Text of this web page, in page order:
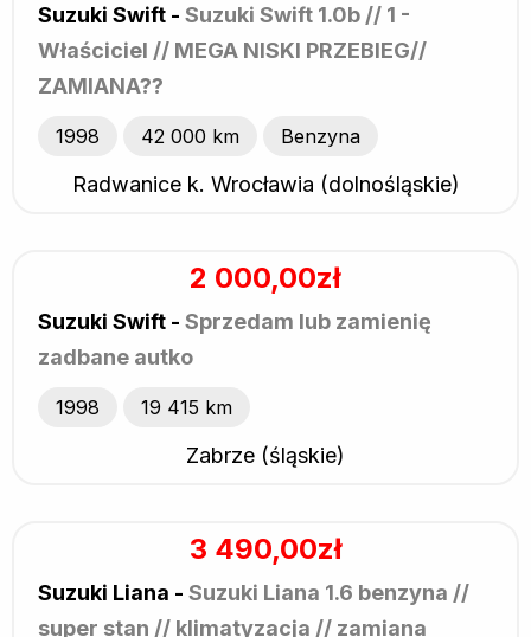
Suzuki Swift - Suzuki Swift 1.0b // 1 -
Właściciel // MEGA NISKI PRZEBIEG//
ZAMIANA??
1998 42 000 km Benzyna
Radwanice k. Wrocławia (dolnośląskie)
2 000,00zł
Suzuki Swift - Sprzedam lub zamienię
zadbane autko
1998 19 415 km
Zabrze (śląskie)
3 490,00zł
Suzuki Liana - Suzuki Liana 1.6 benzyna //
super stan // klimatyzacja // zamiana